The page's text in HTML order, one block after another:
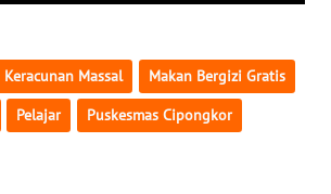
Keracunan Massal Makan Bergizi Gratis
Pelajar Puskesmas Cipongkor